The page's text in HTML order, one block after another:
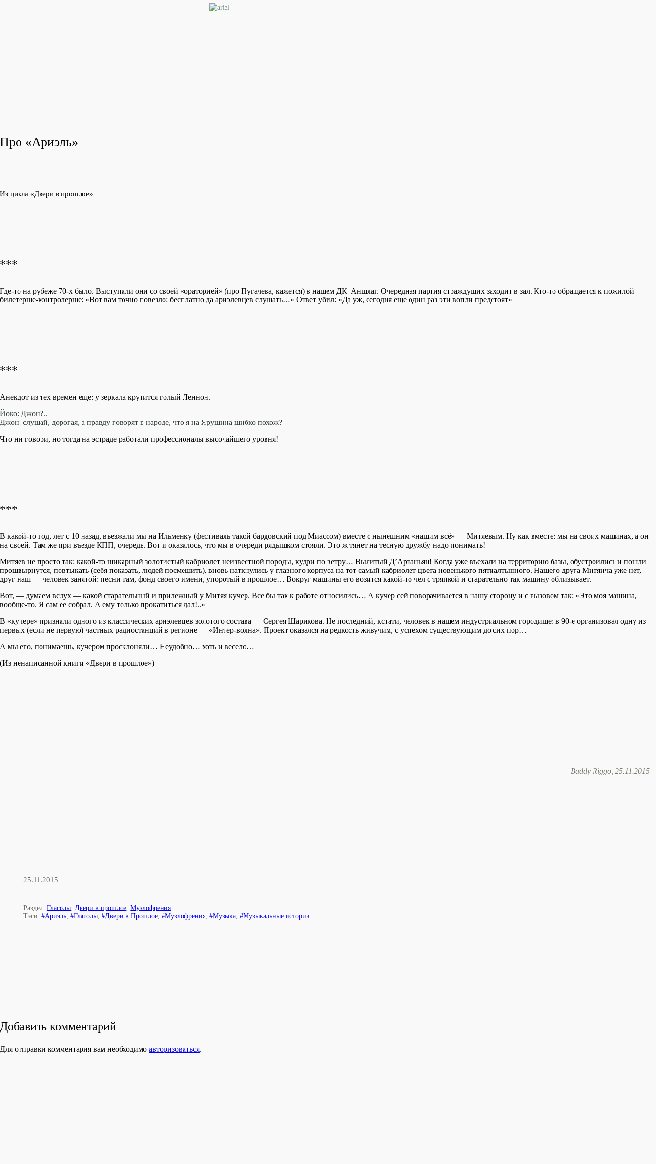
Про «Ариэль»
Из цикла «Двери в прошлое»
***
Где-то на рубеже 70-х было. Выступали они со своей «ораторией» (про Пугачева, кажется) в нашем ДК. Аншлаг. Очередная партия страждущих заходит в зал. Кто-то обращается к пожилой
билетерше-контролерше: «Вот вам точно повезло: бесплатно да ариэлевцев слушать…» Ответ убил: «Да уж, сегодня еще один раз эти вопли предстоят»
***
Анекдот из тех времен еще: у зеркала крутится голый Леннон.
Йоко: Джон?..
Джон: слушай, дорогая, а правду говорят в народе, что я на Ярушина шибко похож?
Что ни говори, но тогда на эстраде работали профессионалы высочайшего уровня!
***
В какой-то год, лет с 10 назад, въезжали мы на Ильменку (фестиваль такой бардовский под Миассом) вместе с нынешним «нашим всё» — Митяевым. Ну как вместе: мы на своих машинах, а он
на своей. Там же при въезде КПП, очередь. Вот и оказалось, что мы в очереди рядышком стояли. Это ж тянет на тесную дружбу, надо понимать!
Митяев не просто так: какой-то шикарный золотистый кабриолет неизвестной породы, кудри по ветру… Вылитый Д’Артаньян! Когда уже въехали на территорию базы, обустроились и пошли
прошвырнутся, повтыкать (себя показать, людей посмешить), вновь наткнулись у главного корпуса на тот самый кабриолет цвета новенького пятиалтынного. Нашего друга Митяича уже нет,
друг наш — человек занятой: песни там, фонд своего имени, упоротый в прошлое… Вокруг машины его возится какой-то чел с тряпкой и старательно так машину облизывает.
Вот, — думаем вслух — какой старательный и прилежный у Митяя кучер. Все бы так к работе относились… А кучер сей поворачивается в нашу сторону и с вызовом так: «Это моя машина,
вообще-то. Я сам ее собрал. А ему только прокатиться дал!..»
В «кучере» признали одного из классических ариэлевцев золотого состава — Сергея Шарикова. Не последний, кстати, человек в нашем индустриальном городище: в 90-е организовал одну из
первых (если не первую) частных радиостанций в регионе — «Интер-волна». Проект оказался на редкость живучим, с успехом существующим до сих пор…
А мы его, понимаешь, кучером просклоняли… Неудобно… хоть и весело…
(Из ненаписанной книги «Двери в прошлое»)
Baddy Riggo, 25.11.2015
25.11.2015
Раздел:Глаголы,Двери в прошлое,Музлофрения
Тэги:#Ариэль,#Глаголы,#Двери в Прошлое,#Музлофрения,#Музыка,#Музыкальные истории
Добавить комментарий
Для отправки комментария вам необходимо авторизоваться.